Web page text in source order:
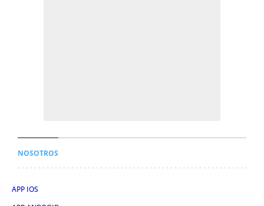
NOSOTROS
APP IOS